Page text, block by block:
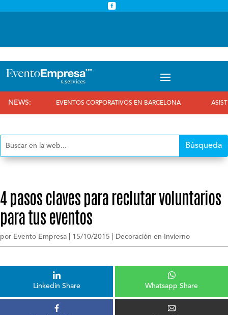

NEWS: EVENTOS CORPORATIVOS EN BARCELONA ASISTIMOS
4 pasos claves para reclutar voluntarios
para tus eventos
por Evento Empresa 15/10/2015 Decoración en Invierno
Linkedin Share Whatsapp Share